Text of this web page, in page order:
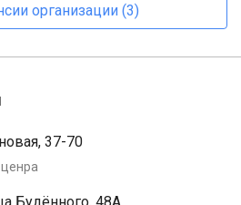
организации (3)
37-70